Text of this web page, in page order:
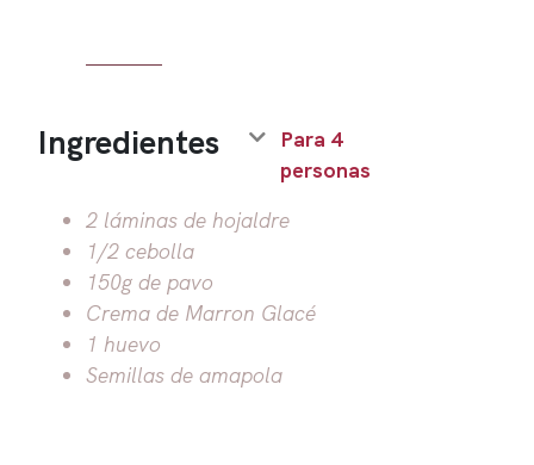
Ingredientes
Para 4
personas
2 láminas de hojaldre
1/2 cebolla
150g de pavo
Crema de Marron Glacé
1 huevo
Semillas de amapola